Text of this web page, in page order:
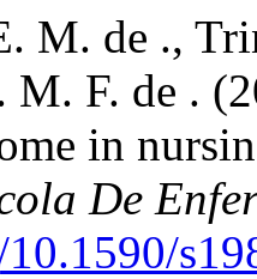
M. de .,
F. de .
in
De